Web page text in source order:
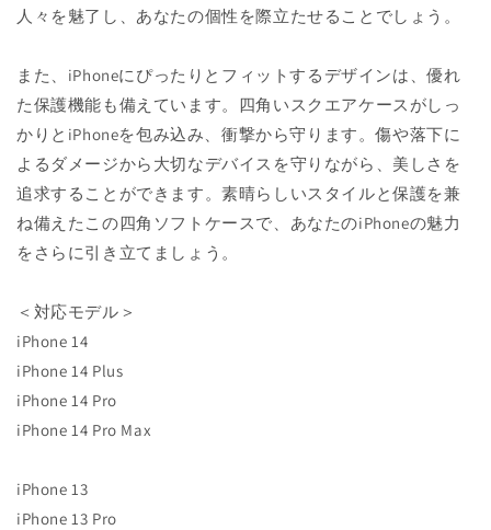
ク
ケ
ー
ス
パ
ー
ル
光
柄
角
ソ
フ
ト
ー
ス
ク
ア
ー
ス
パ
ー
ル
光
ト
人々を魅了し、あなたの個性を際立たせることでしょう。
また、iPhoneにぴったりとフィットするデザインは、優れ
た保護機能も備えています。四角いスクエアケースがしっ
かりとiPhoneを包み込み、衝撃から守ります。傷や落下に
よるダメージから大切なデバイスを守りながら、美しさを
追求することができます。素晴らしいスタイルと保護を兼
ね備えたこの四角ソフトケースで、あなたのiPhoneの魅力
をさらに引き立てましょう。
＜対応モデル＞
iPhone 14
iPhone 14 Plus
iPhone 14 Pro
iPhone 14 Pro Max
iPhone 13
iPhone 13 Pro